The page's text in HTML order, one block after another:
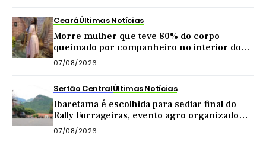
CearáÚltimas Notícias
Morre mulher que teve 80% do corpo
queimado por companheiro no interior do
Ceará
07/08/2026
Sertão CentralÚltimas Notícias
Ibaretama é escolhida para sediar final do
Rally Forrageiras, evento agro organizado
pela CNA
07/08/2026